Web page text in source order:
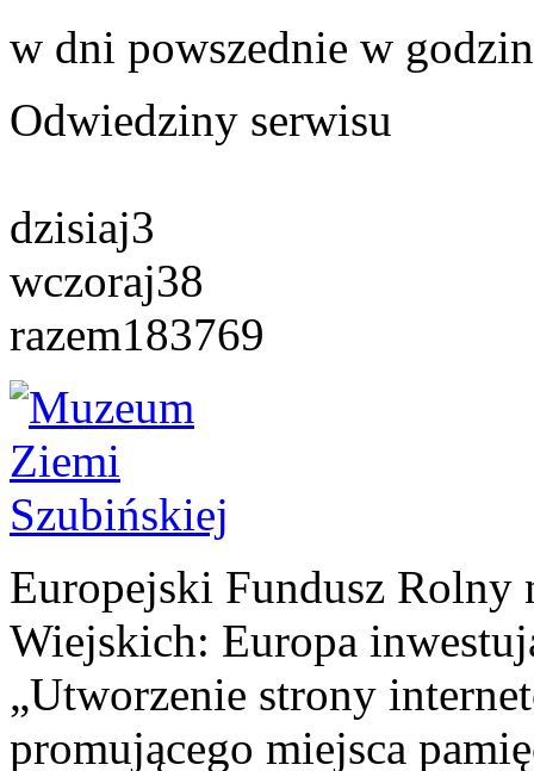
w dni powszednie w
Odwiedziny serwisu
dzisiaj3
wczoraj38
razem183769
Europejski Fundusz Rolny
Wiejskich: Europa
„Utworzenie strony
promującego miejsca